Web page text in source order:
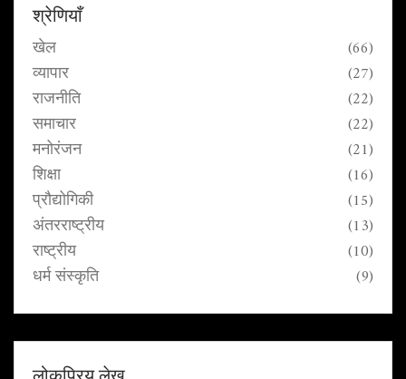
श्रेणियाँ
खेल (66)
व्यापार (27)
राजनीति (22)
समाचार (22)
मनोरंजन (21)
शिक्षा (16)
प्रौद्योगिकी (15)
अंतरराष्ट्रीय (13)
राष्ट्रीय (10)
धर्म संस्कृति (9)